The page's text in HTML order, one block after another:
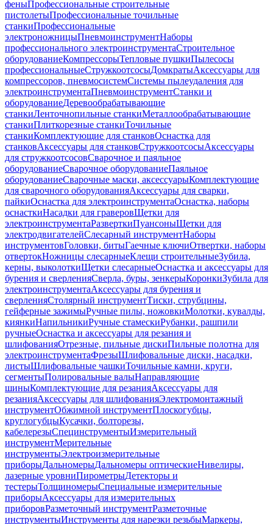
феныПрофессиональные строительные
пистолетыПрофессиональные точильные
станкиПрофессиональные
электроножницыПневмоинструментНаборы
профессионального электроинструментаСтроительное
оборудованиеКомпрессорыТепловые пушкиПылесосы
профессиональныеСтружкоотсосыДомкратыАксессуары для
компрессоров, пневмосистемСистемы пылеудаления для
электроинструментаПневмоинструментСтанки и
оборудованиеДеревообрабатывающие
станкиЛенточнопильные станкиМеталлообрабатывающие
станкиПлиткорезные станкиТочильные
станкиКомплектующие для станковОснастка для
станковАксессуары для станковСтружкоотсосыАксессуары
для стружкоотсосовСварочное и паяльное
оборудованиеСварочное оборудованиеПаяльное
оборудованиеСварочные маски, аксессуарыКомплектующие
для сварочного оборудованияАксессуары для сварки,
пайкиОснастка для электроинструментаОснастка, наборы
оснасткиНасадки для граверовЩетки для
электроинструментаРазверткиПуансоныЩетки для
электродвигателейСлесарный инструментНаборы
инструментовГоловки, битыГаечные ключиОтвертки, наборы
отвертокНожницы слесарныеКлещи строительныеЗубила,
керны, выколоткиЩетки слесарныеОснастка и аксессуары для
бурения и сверленияСверла, буры, зенкерыКоронкиЗубила для
электроинструментаАксессуары для бурения и
сверленияСтолярный инструментТиски, струбцины,
гейферные зажимыРучные пилы, ножовкиМолотки, кувалды,
киянкиНапильникиРучные стамескиРубанки, рашпили
ручныеОснастка и аксессуары для резания и
шлифованияОтрезные, пильные дискиПильные полотна для
электроинструментаФрезыШлифовальные диски, насадки,
листыШлифовальные чашкиТочильные камни, круги,
сегментыПолировальные валыНаправляющие
шиныКомплектующие для резанияАксессуары для
резанияАксессуары для шлифованияЭлектромонтажный
инструментОбжимной инструментПлоскогубцы,
круглогубцыКусачки, болторезы,
кабелерезыСпецинструментыИзмерительный
инструментМерительные
инструментыЭлектроизмерительные
приборыДальномерыДальномеры оптическиеНивелиры,
лазерные уровниПирометрыДетекторы и
тестерыТолщиномерыСпециальные измерительные
приборыАксессуары для измерительных
приборовРазметочный инструментРазметочные
инструментыИнструменты для нарезки резьбыМаркеры,